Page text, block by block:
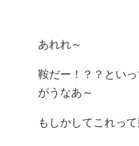
あれれ～
鞍だー！？？とい
がうなあ～
もしかしてこれっ